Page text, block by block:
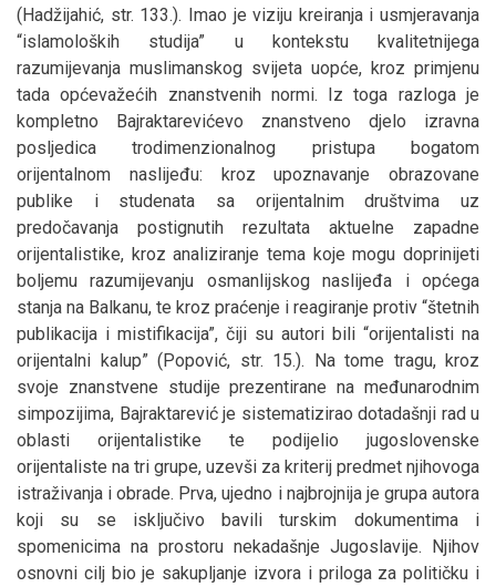
(Hadžijahić, str. 133.). Imao je viziju kreiranja i usmjeravanja
“islamoloških studija” u kontekstu kvalitetnijega
razumijevanja muslimanskog svijeta uopće, kroz primjenu
tada općevažećih znanstvenih normi. Iz toga razloga je
kompletno Bajraktarevićevo znanstveno djelo izravna
posljedica trodimenzionalnog pristupa bogatom
orijentalnom naslijeđu: kroz upoznavanje obrazovane
publike i studenata sa orijentalnim društvima uz
predočavanja postignutih rezultata aktuelne zapadne
orijentalistike, kroz analiziranje tema koje mogu doprinijeti
boljemu razumijevanju osmanlijskog naslijeđa i općega
stanja na Balkanu, te kroz praćenje i reagiranje protiv “štetnih
publikacija i mistifikacija”, čiji su autori bili “orijentalisti na
orijentalni kalup” (Popović, str. 15.). Na tome tragu, kroz
svoje znanstvene studije prezentirane na međunarodnim
simpozijima, Bajraktarević je sistematizirao dotadašnji rad u
oblasti orijentalistike te podijelio jugoslovenske
orijentaliste na tri grupe, uzevši za kriterij predmet njihovoga
istraživanja i obrade. Prva, ujedno i najbrojnija je grupa autora
koji su se isključivo bavili turskim dokumentima i
spomenicima na prostoru nekadašnje Jugoslavije. Njihov
osnovni cilj bio je sakupljanje izvora i priloga za političku i